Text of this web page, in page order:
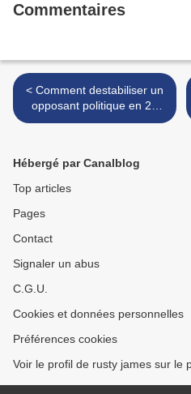
Commentaires
< Comment destabiliser un
opposant politique en 25
techniques
Hébergé par Canalblog
Top articles
Pages
Contact
Signaler un abus
C.G.U.
Cookies et données personnelles
Préférences cookies
Voir le profil de rusty james sur le